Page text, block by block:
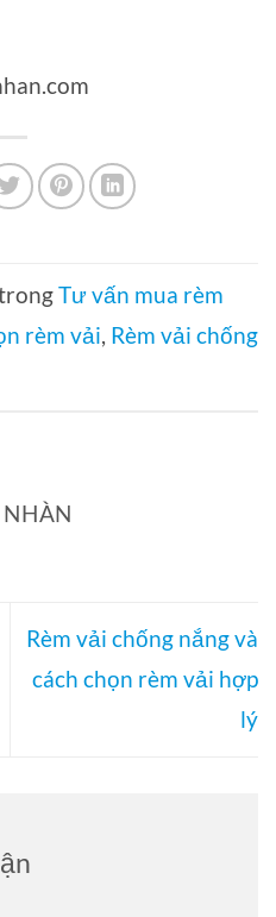
Tư vấn mua rèm
rèm vải, Rèm vải chống
Rèm vải chống nắng và
cách chọn rèm vải hợp
lý